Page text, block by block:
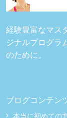
経験豊富なマス
ジナルプログラ
のために。
ブログコンテン
本当に初めての